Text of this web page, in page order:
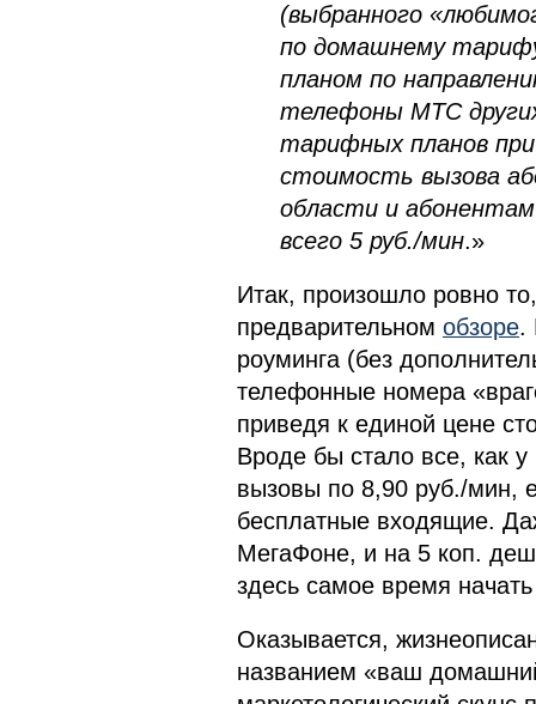
(выбранного
по домашнему
планом по
телефоны МТС
тарифных планов
стоимость вызова
области и
всего 5 руб./мин.»
Итак, произошло ровно
предварительном обзоре.
роуминга (без
телефонные номера
приведя к единой цене
Вроде бы стало все, как
вызовы по 8,90 руб./мин,
бесплатные входящие.
МегаФоне, и на 5 коп.
здесь самое время
Оказывается,
названием «ваш